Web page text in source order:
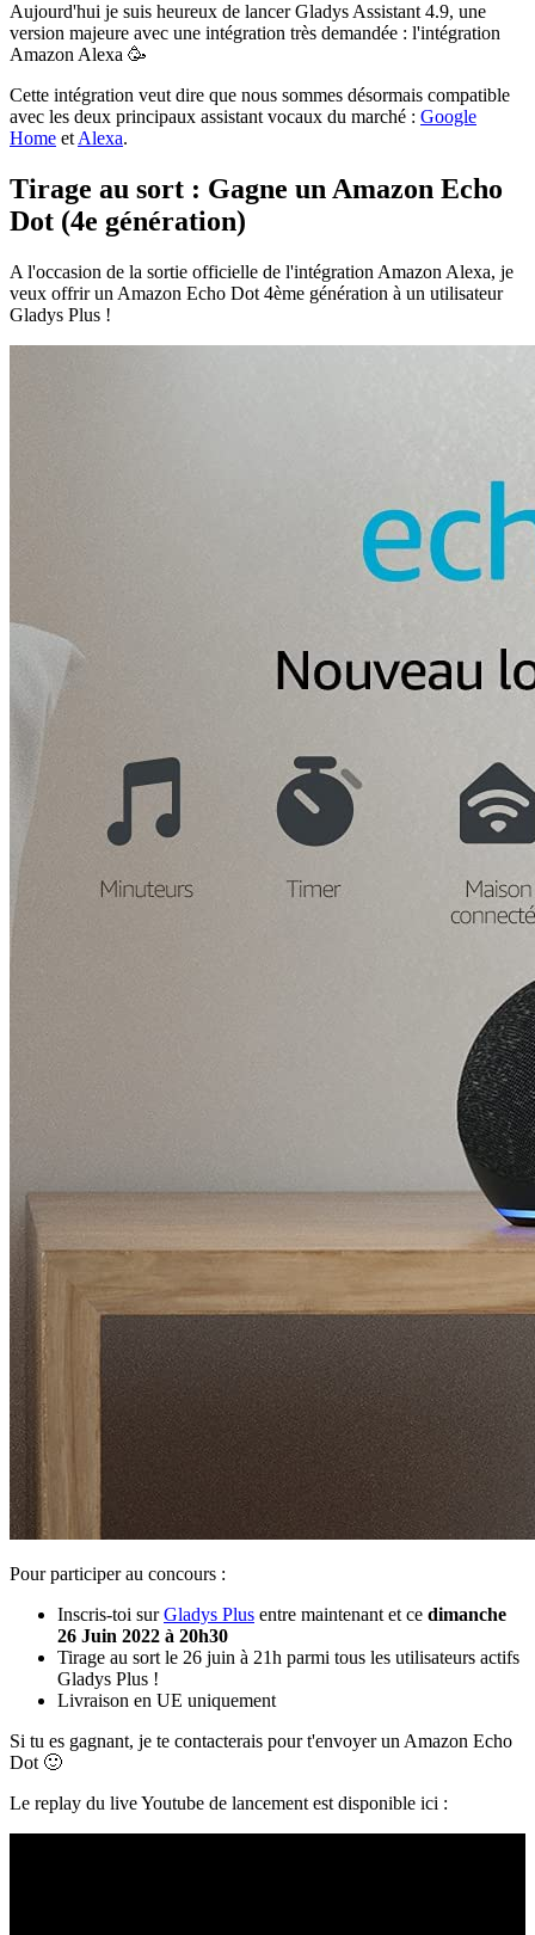
Aujourd'hui je suis heureux de lancer Gladys Assistant 4.9, une
version majeure avec une intégration très demandée : l'intégration
Amazon Alexa 🥳
Cette intégration veut dire que nous sommes désormais compatible
avec les deux principaux assistant vocaux du marché : Google
Home et Alexa.
Tirage au sort : Gagne un Amazon Echo
Dot (4e génération)
A l'occasion de la sortie officielle de l'intégration Amazon Alexa, je
veux offrir un Amazon Echo Dot 4ème génération à un utilisateur
Gladys Plus !
Pour participer au concours :
Inscris-toi surGladys Plus entre maintenant et ce dimanche
26 Juin 2022 à 20h30
Tirage au sort le 26 juin à 21h parmi tous les utilisateurs actifs
Gladys Plus !
Livraison en UE uniquement
Si tu es gagnant, je te contacterais pour t'envoyer un Amazon Echo
Dot 🙂
Le replay du live Youtube de lancement est disponible ici :